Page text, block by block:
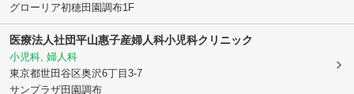
グローリア初穂田園調布1F
医療法人社団平山惠子産婦人科小児科クリニック
小児科, 婦人科
東京都世田谷区奥沢6丁目3-7
サンプラザ田園調布